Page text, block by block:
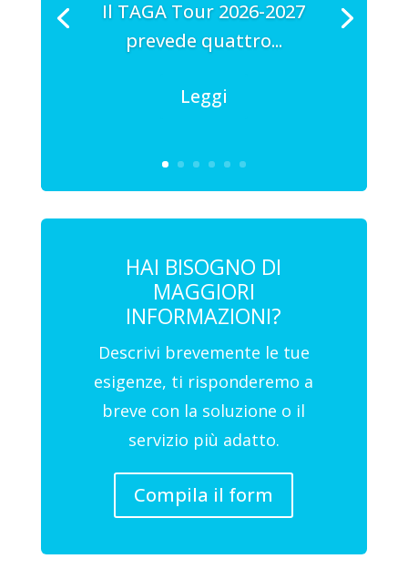
Il TAGA Tour 2026-2027
prevede quattro...
Leggi
HAI BISOGNO DI
MAGGIORI
INFORMAZIONI?
Descrivi brevemente le tue
esigenze, ti risponderemo a
breve con la soluzione o il
servizio più adatto.
Compila il form